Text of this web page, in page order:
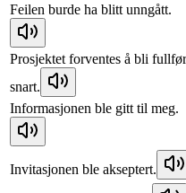
Feilen burde ha blitt unngått.
Prosjektet forventes å bli
snart.
Informasjonen ble gitt til meg.
Invitasjonen ble akseptert.